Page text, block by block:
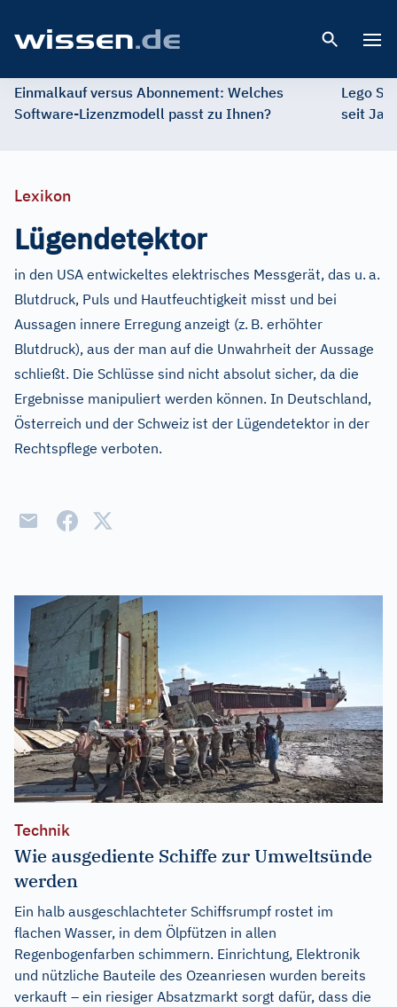
Einmalkauf versus Abonnement: Welches
Software-Lizenzmodell passt zu Ihnen?
Lego
seit
Lexikon
Lügendetẹktor
in den USA entwickeltes elektrisches Messgerät, das u. a.
Blutdruck, Puls und Hautfeuchtigkeit misst und bei
Aussagen innere Erregung anzeigt (z. B. erhöhter
Blutdruck), aus der man auf die Unwahrheit der Aussage
schließt. Die Schlüsse sind nicht absolut sicher, da die
Ergebnisse manipuliert werden können. In Deutschland,
Österreich und der Schweiz ist der Lügendetektor in der
Rechtspflege verboten.
Technik
Wie ausgediente Schiffe zur Umweltsünde
werden
Ein halb ausgeschlachteter Schiffsrumpf rostet im
flachen Wasser, in dem Ölpfützen in allen
Regenbogenfarben schimmern. Einrichtung, Elektronik
und nützliche Bauteile des Ozeanriesen wurden bereits
verkauft – ein riesiger Absatzmarkt sorgt dafür, dass die